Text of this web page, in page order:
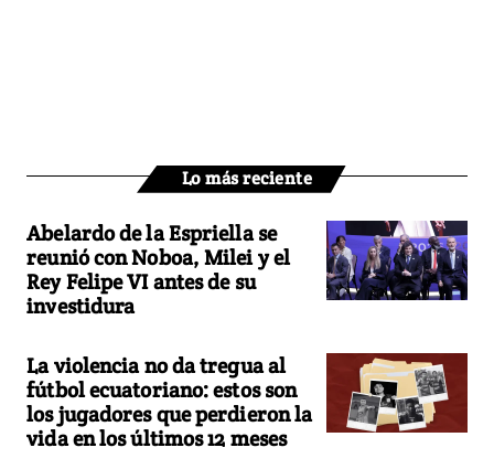
Lo más reciente
Abelardo de la Espriella se
reunió con Noboa, Milei y el
Rey Felipe VI antes de su
investidura
La violencia no da tregua al
fútbol ecuatoriano: estos son
los jugadores que perdieron la
vida en los últimos 12 meses